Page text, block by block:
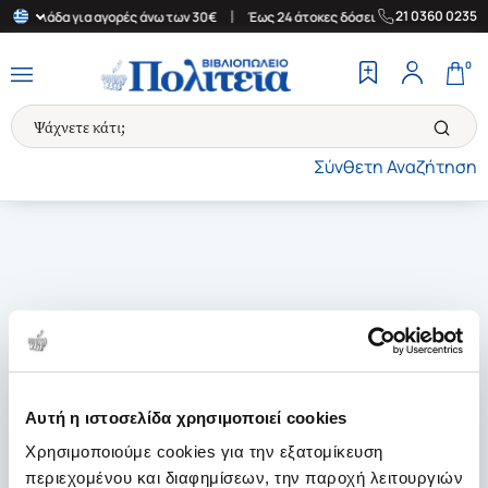
Αυτή η ιστοσελίδα χρησιμοποιεί cookies
Χρησιμοποιούμε cookies για την εξατομίκευση
περιεχομένου και διαφημίσεων, την παροχή λειτουργιών
Ελλάδα για αγορές άνω των 30€ Έως 24 άτοκες δόσεις |
21 0360 0235
Σύνθετη Αναζήτηση
0